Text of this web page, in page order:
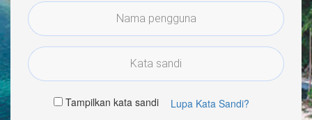
Tampilkan kata sandi Lupa Kata Sandi?